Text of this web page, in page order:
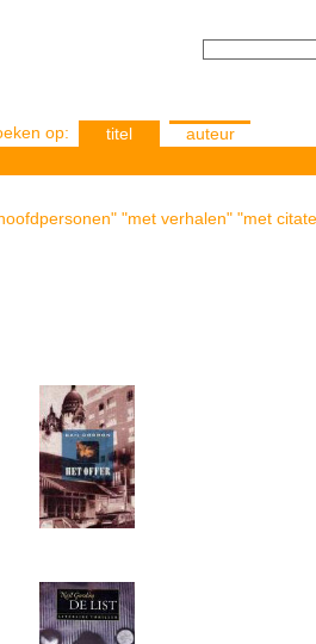
op: titel auteur
"met verhalen" "met